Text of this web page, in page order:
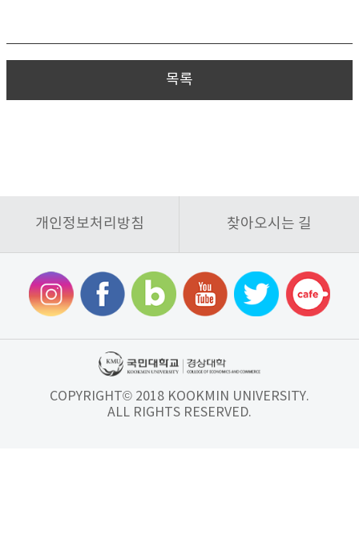
목록
개인정보처리방침 찾아오시는 길
COPYRIGHT© 2018 KOOKMIN UNIVERSITY.
ALL RIGHTS RESERVED.